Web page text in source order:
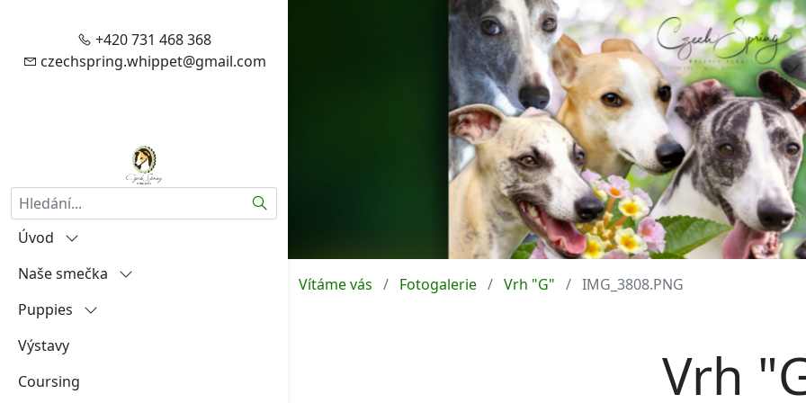
+420 731 468 368
czechspring.whippet@gmail.com
Úvod
Vítejte
Zásady zpracování vašich
Naše smečka
Igráček od Hněvína
Amalia Rosa Czech Spring
Aireen Czech Spring
Puppies
"A"
"B"
Výstavy
Coursing
Hledat
Vítáme vás Fotogalerie Vrh "G" IMG_3808.PNG
Vrh